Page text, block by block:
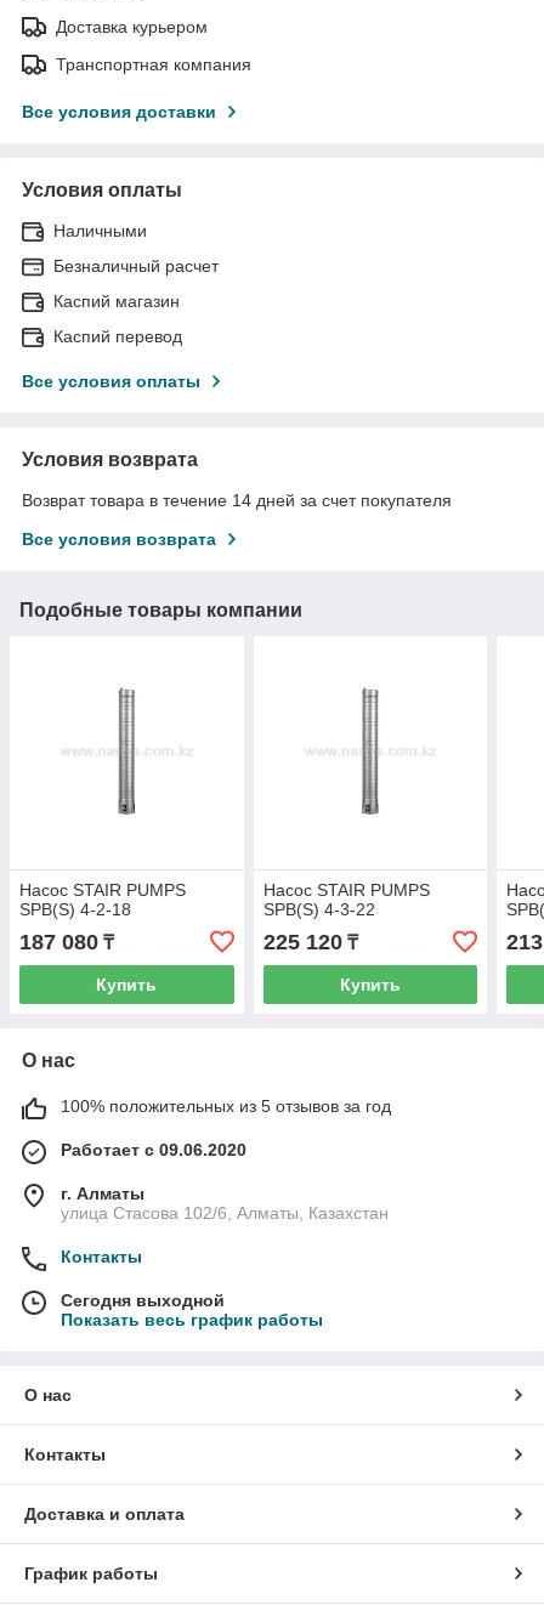
Доставка курьером
Транспортная компания
Все условия доставки
Условия оплаты
Наличными
Безналичный расчет
Каспий магазин
Каспий перевод
Все условия оплаты
Условия возврата
Возврат товара в течение 14 дней за счет покупателя
Все условия возврата
Подобные товары компании
Насос STAIR PUMPS
SPB(S) 4-2-18
187 080 ₸
Купить
Насос STAIR PUMPS
SPB(S) 4-3-22
225 120₸
Купить
О нас
100% положительных из 5 отзывов за год
Работает с 09.06.2020
г. Алматы
улица Стасова 102/6, Алматы, Казахстан
Контакты
Сегодня выходной
Показать весь график работы
О нас
Контакты
Доставка и оплата
График работы